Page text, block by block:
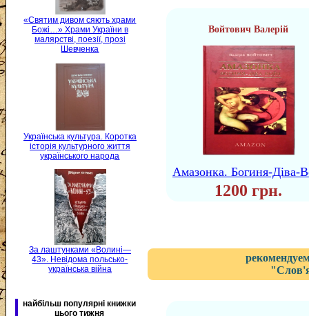
«Святим дивом сяють храми
Божі…» Храми України в
малярстві, поезії, прозі
Шевченка
Українська культура. Коротка
історія культурного життя
українського народа
За лаштунками «Волині—
43». Невідома польсько-
українська війна
найбільш популярні книжки
цього тижня
Войтович Валерій
Амазонка. Богиня-Діва-
1200 грн.